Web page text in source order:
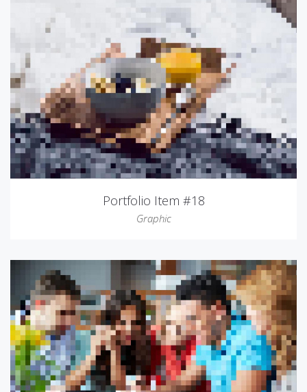
Portfolio Item #18
Graphic